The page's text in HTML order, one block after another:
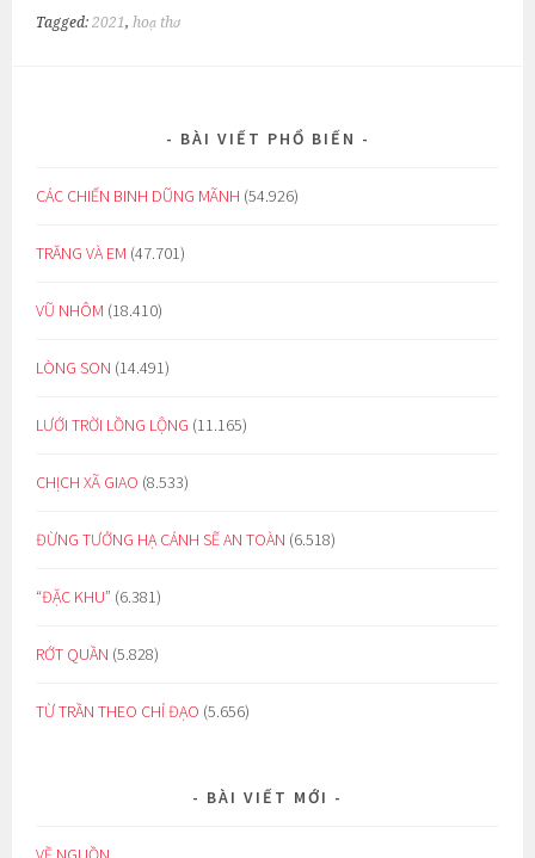
Tagged:2021,hoạ thơ
BÀI VIẾT PHỔ BIẾN
CÁC CHIẾN BINH DŨNG MÃNH (54.926)
TRĂNG VÀ EM (47.701)
VŨ NHÔM (18.410)
LÒNG SON (14.491)
LƯỚI TRỜI LỒNG LỘNG (11.165)
CHỊCH XÃ GIAO (8.533)
ĐỪNG TƯỞNG HẠ CÁNH SẼ AN TOÀN (6.518)
“ĐẶC KHU” (6.381)
RỚT QUẦN (5.828)
TỪ TRẦN THEO CHỈ ĐẠO (5.656)
BÀI VIẾT MỚI